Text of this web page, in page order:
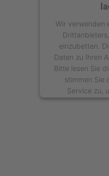
Wir verwenden
einzubetten.
Daten zu Ihren
Bitte lesen Sie
stimmen Sie
Service zu,